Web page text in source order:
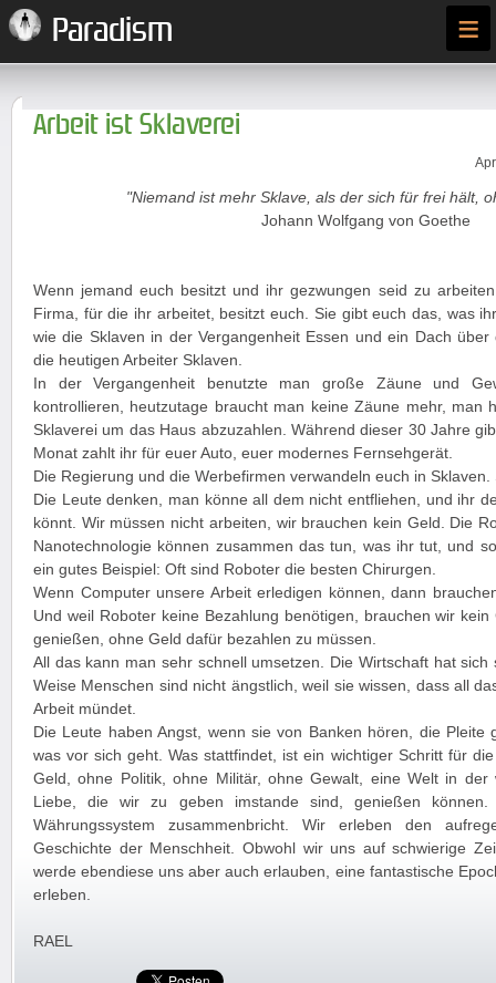
Paradism ≡
Arbeit ist Sklaverei
"Niemand ist mehr Sklave, als der sich für frei hält,
Johann Wolfgang von Goethe
Wenn jemand euch besitzt und ihr gezwungen seid zu
Firma, für die ihr arbeitet, besitzt euch. Sie gibt euch das, was
wie die Sklaven in der Vergangenheit Essen und ein Dach
die heutigen Arbeiter Sklaven.
In der Vergangenheit benutzte man große Zäune und
kontrollieren, heutzutage braucht man keine Zäune mehr, man
Sklaverei um das Haus abzuzahlen. Während dieser 30 Jahre
Monat zahlt ihr für euer Auto, euer modernes Fernsehgerät.
Die Regierung und die Werbefirmen verwandeln euch in
Die Leute denken, man könne all dem nicht entfliehen, und ihr
könnt. Wir müssen nicht arbeiten, wir brauchen kein Geld. Die
Nanotechnologie können zusammen das tun, was ihr tut, und
ein gutes Beispiel: Oft sind Roboter die besten Chirurgen.
Wenn Computer unsere Arbeit erledigen können, dann
Und weil Roboter keine Bezahlung benötigen, brauchen wir
genießen, ohne Geld dafür bezahlen zu müssen.
All das kann man sehr schnell umsetzen. Die Wirtschaft hat
Weise Menschen sind nicht ängstlich, weil sie wissen, dass all
Arbeit mündet.
Die Leute haben Angst, wenn sie von Banken hören, die Pleite
was vor sich geht. Was stattfindet, ist ein wichtiger Schritt für
Geld, ohne Politik, ohne Militär, ohne Gewalt, eine Welt in
Liebe, die wir zu geben imstande sind, genießen
Währungssystem zusammenbricht. Wir erleben den
Geschichte der Menschheit. Obwohl wir uns auf schwierige
werde ebendiese uns aber auch erlauben, eine fantastische
erleben.
RAEL